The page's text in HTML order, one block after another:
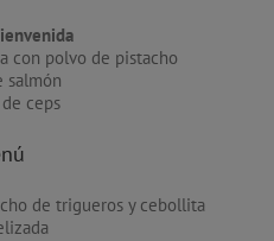
con polvo de pistacho
salmón
ceps
de trigueros y cebollita